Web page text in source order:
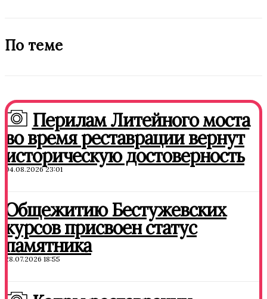
По теме
Перилам Литейного моста
во время реставрации вернут
историческую достоверность
04.08.2026 23:01
Общежитию Бестужевских
курсов присвоен статус
памятника
28.07.2026 18:55